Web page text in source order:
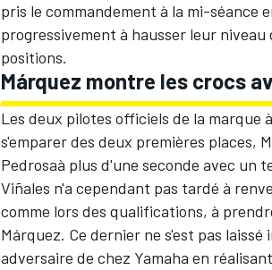
pris le commandement à la mi-séance
progressivement à hausser leur
positions.
Márquez montre les crocs
Les deux pilotes officiels de la marque
s'emparer des deux premières places,
Pedrosaà plus d'une seconde avec un
Viñales n'a cependant pas tardé à
comme lors des qualifications, à
Márquez. Ce dernier ne s'est pas
adversaire de chez Yamaha en